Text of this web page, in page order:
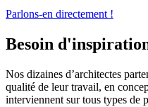
Parlons-en directement !
Besoin
Nos dizaines d’architectes
qualité de leur travail, en
interviennent sur tous types de